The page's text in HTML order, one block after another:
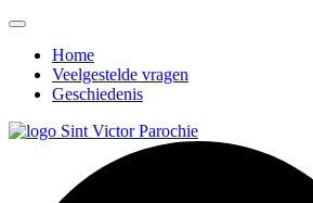
Home
Veelgestelde vragen
Geschiedenis